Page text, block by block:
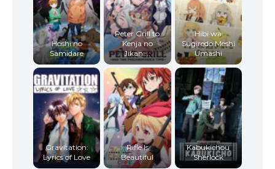
Hoshi no
Samidare
Peter Grill to
Kenja no
Jikan:...
Hibi wa
Sugiredo Meshi
Umashi
Gravitation:
Lyrics of Love
Rifle Is
Beautiful
Kabukichou
Sherlock